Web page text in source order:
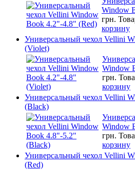
Window
грн.
корзину
Универсальный чехол Vellini
(Violet)
Window
грн.
корзину
Универсальный чехол Vellini
(Black)
Window
грн.
корзину
Универсальный чехол Vellini
(Red)